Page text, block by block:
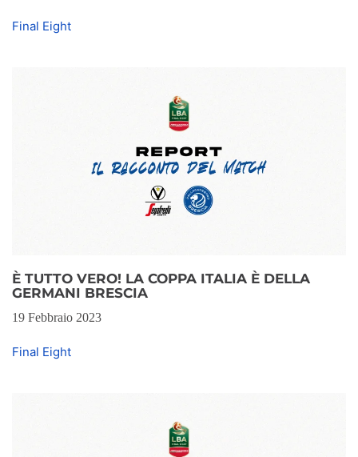
Final Eight
È TUTTO VERO! LA COPPA ITALIA È DELLA
GERMANI BRESCIA
19 Febbraio 2023
Final Eight